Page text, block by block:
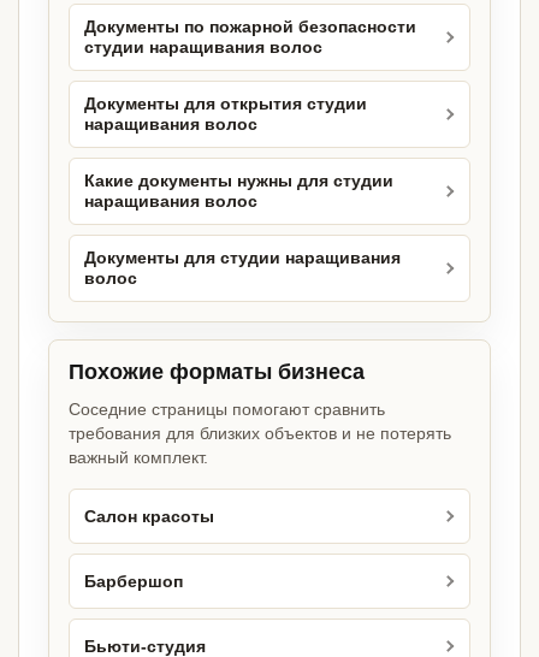
Документы по пожарной безопасности
студии наращивания волос
Документы для открытия студии
наращивания волос
Какие документы нужны для студии
наращивания волос
Документы для студии наращивания
волос
Похожие форматы бизнеса
Соседние страницы помогают сравнить
требования для близких объектов и не потерять
важный комплект.
Салон красоты
Барбершоп
Бьюти-студия